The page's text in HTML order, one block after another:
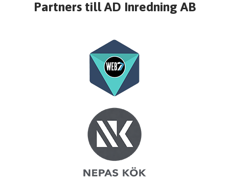
Partners till AD Inredning AB